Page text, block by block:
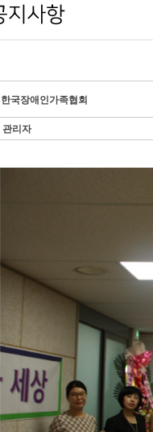
한국장애인가족협회
관리자